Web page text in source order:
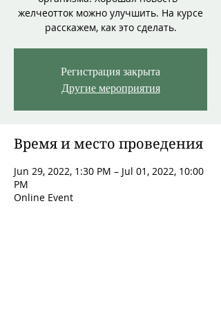
желчеотток можно улучшить. На курсе
расскажем, как это сделать.
Регистрация закрыта
Другие мероприятия
Время и место проведения
Jun 29, 2022, 1:30 PM – Jul 01, 2022, 10:00
PM
Online Event